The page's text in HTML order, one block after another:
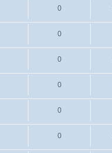
0
0
0
0
0
0